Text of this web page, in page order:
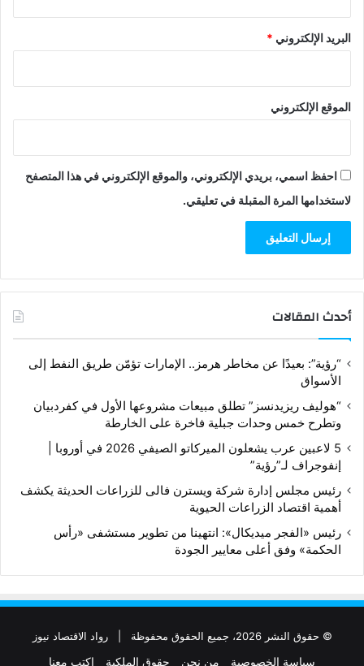
البريد الإلكتروني *
الموقع الإلكتروني
احفظ اسمي، بريدي الإلكتروني، والموقع الإلكتروني في هذا المتصفح
لاستخدامها المرة المقبلة في تعليقي.
أحدث المقالات
“رؤية”: بعيدًا عن مخاطر هرمز.. الإمارات تؤمّن طريق النفط إلى
الأسواق
“هوليف ريزيدنسز” تطلق مبيعات مشروعها الأول في كفردبيان
وتطرح خمس وحدات جبلية فاخرة على الخارطة
5 لاعبين عرب يشعلون الميركاتو الصيفي 2026 في أوروبا |
إنفوجراف لـ”رؤية”
رئيس مجلس إدارة شركة ويسترن فالى للزراعات الحديثة يكشف
أهمية اقتصاد الزراعات الحيوية
رئيس «الفجر ميديكال»: انتهينا من تطوير مستشفى «رأس
الحكمة» وفق أعلى معايير الجودة
© حقوق النشر 2026، جميع الحقوق محفوظة | رواد الاقتصاد نيوز
سياسة الخصوصية من نحن حقوق الملكية اكتب معنا